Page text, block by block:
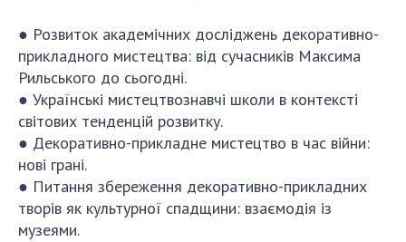
КАБІНЕТ
● Розвиток академічних досліджень декоративно-
прикладного мистецтва: від сучасників Максима
Рильського до сьогодні.
● Українські мистецтвознавчі школи в контексті
світових тенденцій розвитку.
● Декоративно-прикладне мистецтво в час війни:
нові грані.
● Питання збереження декоративно-прикладних
творів як культурної спадщини: взаємодія із
музеями.